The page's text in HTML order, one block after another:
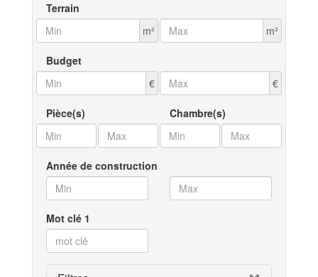
Terrain
m²
m²
Budget
€
€
Pièce(s) Chambre(s)
Année de construction
Mot clé 1